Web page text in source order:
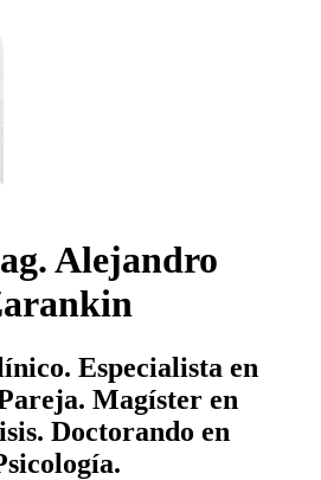
Alejandro
Especialista en
Magíster en
Doctorando en